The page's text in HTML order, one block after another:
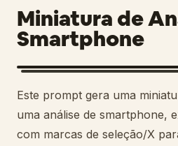
Casos de uso
Habilidades
Prompts
Miniatura de
Smartphone
Este prompt gera uma
uma análise de smartphone,
com marcas de seleção/X